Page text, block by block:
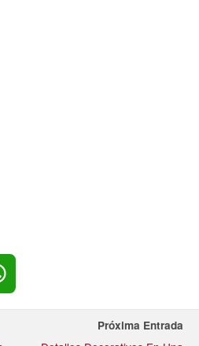
Próxima Entrada